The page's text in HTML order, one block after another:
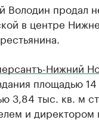
Володин продал
в центре
Нижний
площадью
3,84 тыс. кв. м
и директором